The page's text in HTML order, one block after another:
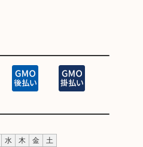
水 木 金 土